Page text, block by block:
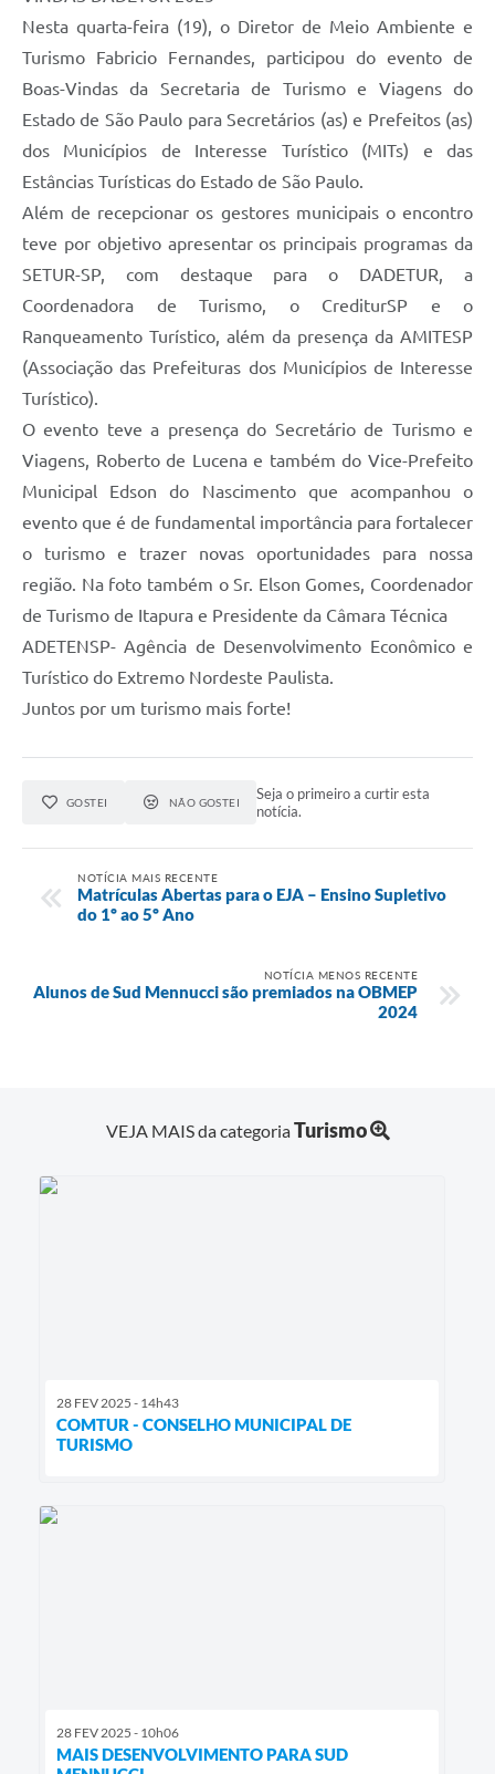
ATRIBUIÇÃO DE AULAS
ALDIR BLANC
Convênios
ORÇAMENTO PARTICIPATIVO 2026
Contato
Sistemas Prefeitura
Prestação de Contas
Gestão em Saúde
SEBRAE AQUI
Obras
Nesta quarta-feira (19), o Diretor de Meio Ambiente e
Turismo Fabricio Fernandes, participou do evento de
Boas-Vindas da Secretaria de Turismo e Viagens do
Estado de São Paulo para Secretários (as) e Prefeitos (as)
dos Municípios de Interesse Turístico (MITs) e das
Estâncias Turísticas do Estado de São Paulo.
Além de recepcionar os gestores municipais o encontro
teve por objetivo apresentar os principais programas da
SETUR-SP, com destaque para o DADETUR, a
Coordenadora de Turismo, o CrediturSP e o
Ranqueamento Turístico, além da presença da AMITESP
(Associação das Prefeituras dos Municípios de Interesse
Turístico).
O evento teve a presença do Secretário de Turismo e
Viagens, Roberto de Lucena e também do Vice-Prefeito
Municipal Edson do Nascimento que acompanhou o
evento que é de fundamental importância para fortalecer
o turismo e trazer novas oportunidades para nossa
região. Na foto também o Sr. Elson Gomes, Coordenador
de Turismo de Itapura e Presidente da Câmara Técnica
ADETENSP- Agência de Desenvolvimento Econômico e
Turístico do Extremo Nordeste Paulista.
Juntos por um turismo mais forte!
GOSTEI NÃO GOSTEI
Seja o primeiro a curtir esta
notícia.
NOTÍCIA MAIS RECENTE
Matrículas Abertas para o EJA – Ensino Supletivo
do 1º ao 5º Ano
NOTÍCIA MENOS RECENTE
Alunos de Sud Mennucci são premiados na OBMEP
2024
VEJA MAIS da categoriaTurismo
28 FEV 2025 - 14h43
COMTUR - CONSELHO MUNICIPAL DE
TURISMO
28 FEV 2025 - 10h06
MAIS DESENVOLVIMENTO PARA SUD